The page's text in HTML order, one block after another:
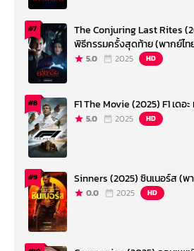
#7
The Conjuring Last Rites
พิธีกรรมครั้งสุดท้าย (พากย์ไท
5.0 2025 HD
#8 F1 The Movie (2025) F1 เดอ
5.0 2025 HD
#9 Sinners (2025) ซินเนอร์ส (พ
0.0 2025 HD